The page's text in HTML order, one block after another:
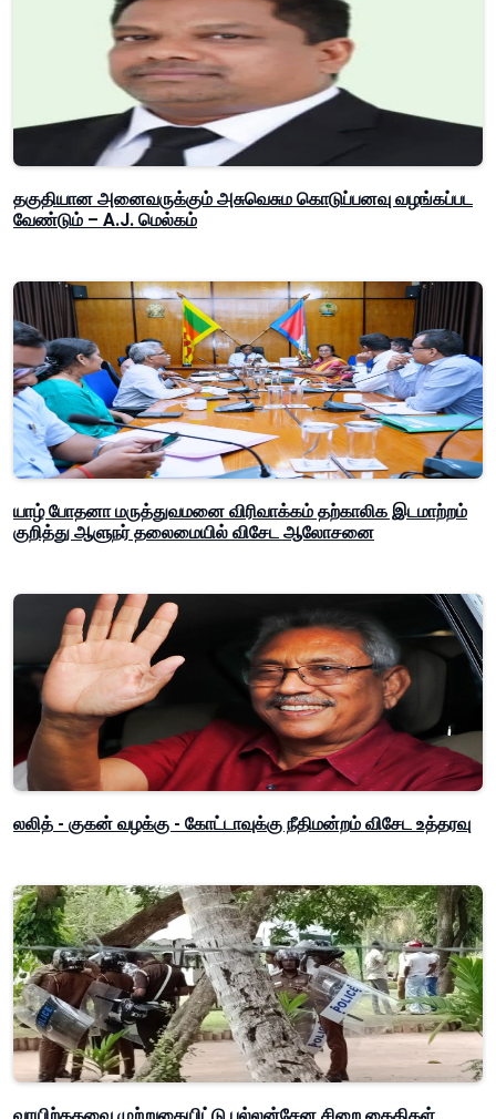
தகுதியான அனைவருக்கும் அசுவெசும கொடுப்பனவு வழங்கப்பட
வேண்டும் – A.J. மெல்கம்
யாழ் போதனா மருத்துவமனை விரிவாக்கம் தற்காலிக இடமாற்றம்
குறித்து ஆளுநர் தலைமையில் விசேட ஆலோசனை
லலித் - குகன் வழக்கு - கோட்டாவுக்கு நீதிமன்றம் விசேட உத்தரவு